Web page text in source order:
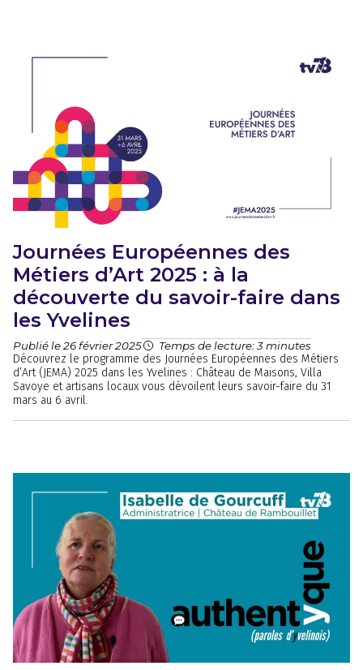
Journées Européennes des
Métiers d’Art 2025 : à la
découverte du savoir-faire dans
les Yvelines
Publié le 26 février 2025 Temps de lecture: 3 minutes
Découvrez le programme des Journées Européennes des Métiers
d’Art (JEMA) 2025 dans les Yvelines : Château de Maisons, Villa
Savoye et artisans locaux vous dévoilent leurs savoir-faire du 31
mars au 6 avril.